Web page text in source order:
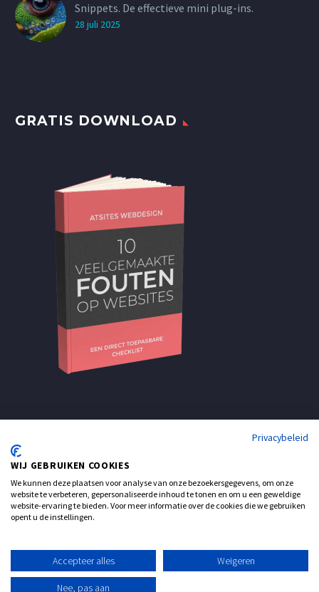
Snippets. De effectieve mini plug-ins.
28 juli 2025
GRATIS DOWNLOAD
© Realisatie: ATsites Webdesign
Privacybeleid
WIJ GEBRUIKEN COOKIES
We kunnen deze plaatsen voor analyse van onze bezoekersgegevens, om onze
website te verbeteren, gepersonaliseerde inhoud te tonen en om u een geweldige
website-ervaring te bieden. Voor meer informatie over de cookies die we gebruiken
opent u de instellingen.
Accepteer alles Weigeren
Nee, pas aan